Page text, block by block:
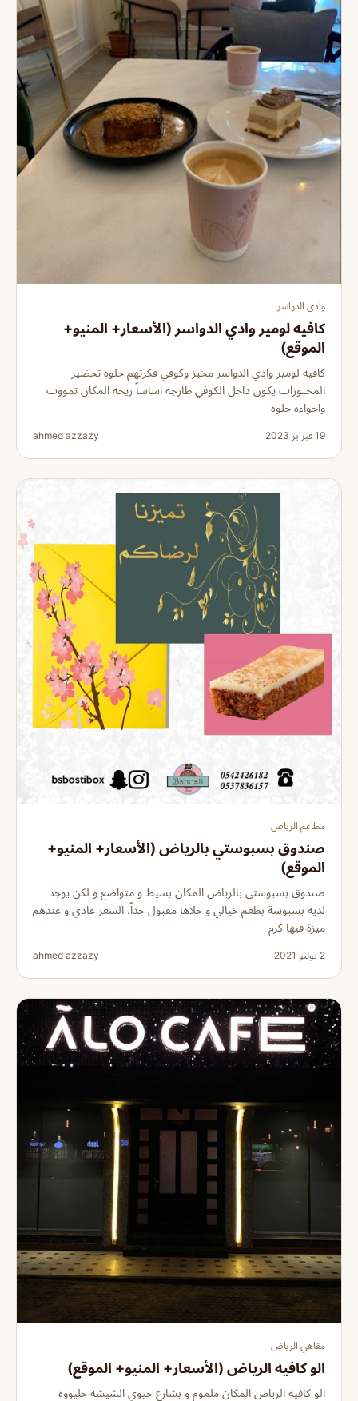
وادي الدواسر
كافيه لومير وادي الدواسر (الأسعار+ المنيو+
الموقع)
كافيه لومير وادي الدواسر مخبز وكوفي فكرتهم حلوه تحضير
المخبوزات يكون داخل الكوفي طازجه اساساً ريحه المكان تمووت
واجواءه حلوه
19 فبراير 2023 ahmed azzazy
مطاعم الرياض
صندوق بسبوستي بالرياض (الأسعار+ المنيو+
الموقع)
صندوق بسبوستي بالرياض المكان بسيط و متواضع و لكن يوجد
لديه بسبوسة بطعم خيالي و حلاها مقبول جداً. السعر عادي و عندهم
ميزة فيها كرم
2 يوليو 2021 ahmed azzazy
مقاهي الرياض
الو كافيه الرياض (الأسعار+ المنيو+ الموقع)
الو كافيه الرياض المكان ملموم و بشارع حيوي الشيشه حليووه